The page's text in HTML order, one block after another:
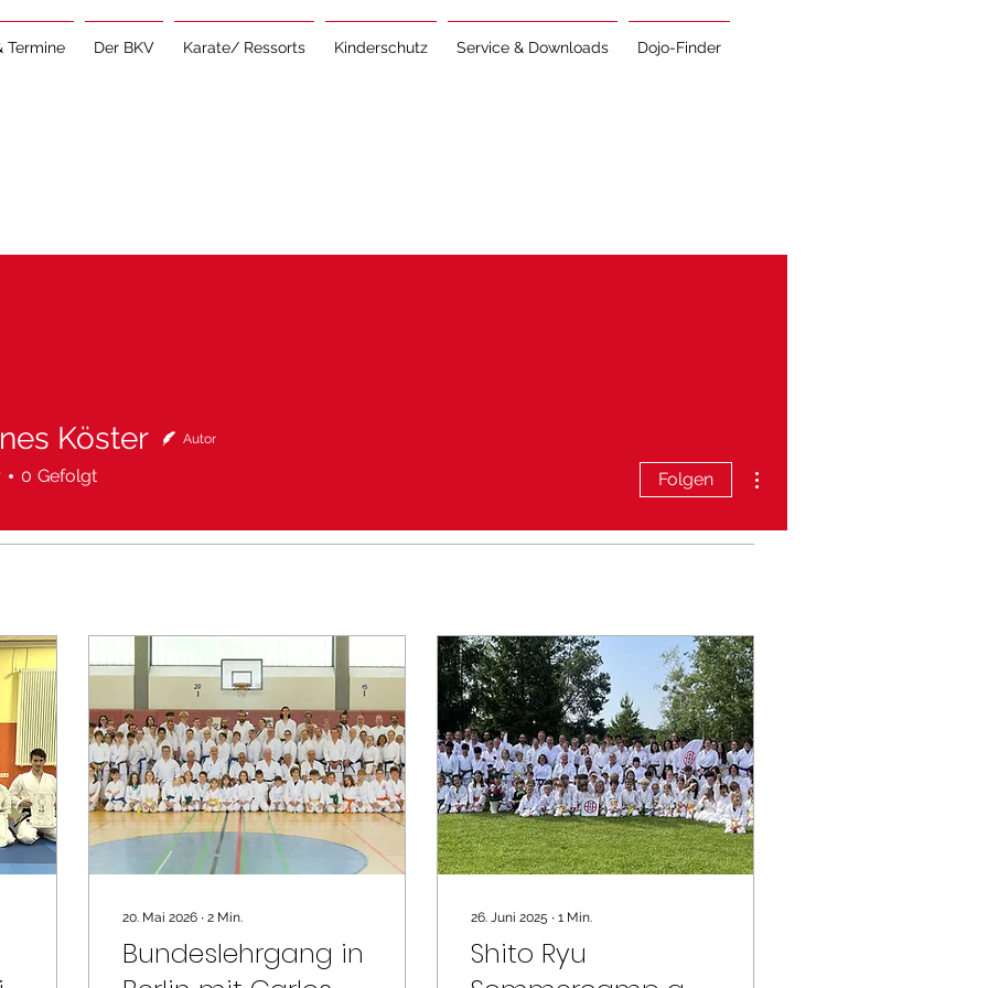
Termine Der BKV Karate/ Ressorts Kinderschutz Service & Downloads Dojo-Finder
20. Mai 2026 ∙ 2 Min.
Bundeslehrgang in
26. Juni 2025 ∙ 1 Min.
Shito Ryu
Köster Autor
0 Gefolgt Folgen